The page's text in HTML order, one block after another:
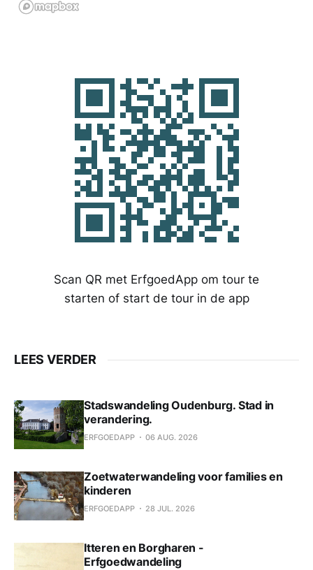
Scan QR met ErfgoedApp om tour te
starten of start de tour in de app
LEES VERDER
Stadswandeling Oudenburg. Stad in
verandering.
ERFGOEDAPP 06 AUG. 2026
Zoetwaterwandeling voor families en
kinderen
ERFGOEDAPP 28 JUL. 2026
Itteren en Borgharen -
Erfgoedwandeling